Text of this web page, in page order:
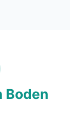
Boden